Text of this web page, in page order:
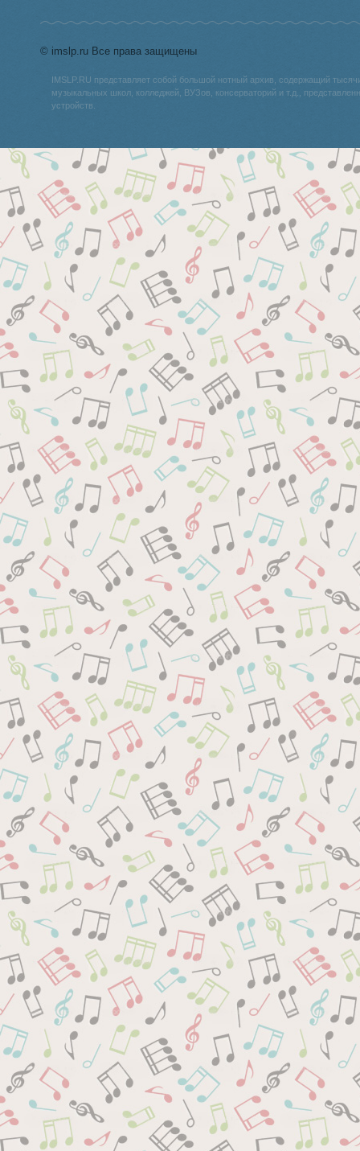
© imslp.ru Все права защищены
IMSLP.RU представляет собой большой нотный архив, содержащий
музыкальных школ, колледжей, ВУЗов, консерваторий и т.д.,
устройств.